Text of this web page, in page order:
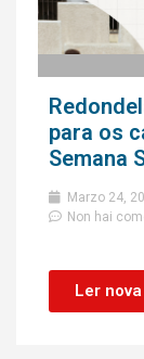
para os
Semana
Marzo 24,
Non hai
Ler nova